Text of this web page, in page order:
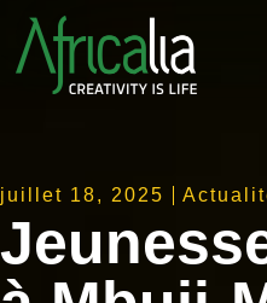
juillet 18, 2025